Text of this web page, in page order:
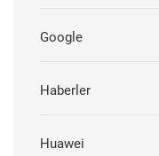
Google
Haberler
Huawei